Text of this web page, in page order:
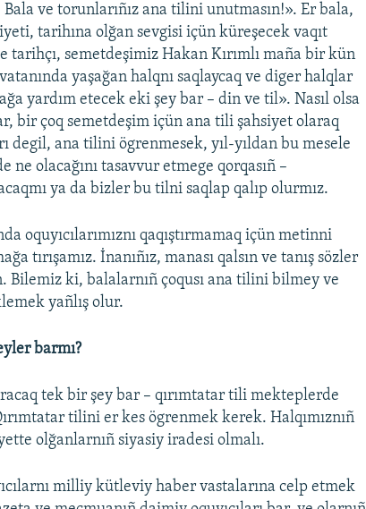
Bala ve torunlarıñız ana tilini unutmasın!». Er bala,
tarihına olğan sevgisi içün küreşecek vaqıt
tarihçı, semetdeşimiz Hakan Kırımlı maña bir kün
yaşağan halqnı saqlaycaq ve diger halqlar
yardım etecek eki şey bar – din ve til». Nasıl olsa
bir çoq semetdeşim içün ana tili şahsiyet olaraq
degil, ana tilini ögrenmesek, yıl-yıldan bu mesele
olacağını tasavvur etmege qorqasıñ –
ya da bizler bu tilni saqlap qalıp olurmız.
oquyıcılarımıznı qaqıştırmamaq içün metinni
tırışamız. İnanıñız, manası qalsın ve tanış sözler
Bilemiz ki, balalarnıñ çoqusı ana tilini bilmey ve
yañlış olur.
barmı?
tek bir şey bar – qırımtatar tili mekteplerde
tilini er kes ögrenmek kerek. Halqımıznıñ
olğanlarnıñ siyasiy iradesi olmalı.
milliy kütleviy haber vastalarına celp etmek